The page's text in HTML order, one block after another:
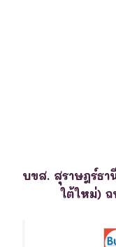
บขส. สุราษฎร์ธ
ใต้ใหม่)